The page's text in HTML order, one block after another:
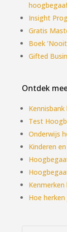
Insight
Gratis
Boek
Gifted
Ontdek
Test
Onderwijs
Kinderen
Hoe